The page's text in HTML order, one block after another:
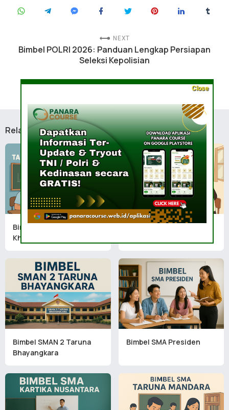
NEXT
Bimbel POLRI 2026: Panduan Lengkap Persiapan
Seleksi Kepolisian
PREVIOUS
Bimbel Terbaik untuk CPNS & Kedinasan 2026
Related Posts
Bimbel SMA Taruna Bumi
Khatulistiwa
Bimbel SMAN 2 Taruna
Bhayangkara
Bimbel SMA Presiden
Close